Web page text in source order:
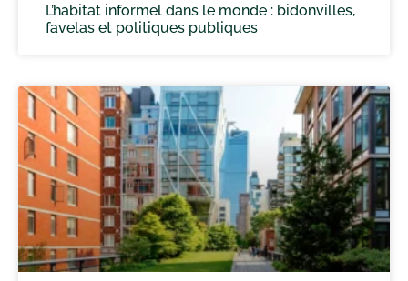
L’habitat informel dans le monde : bidonvilles,
favelas et politiques publiques